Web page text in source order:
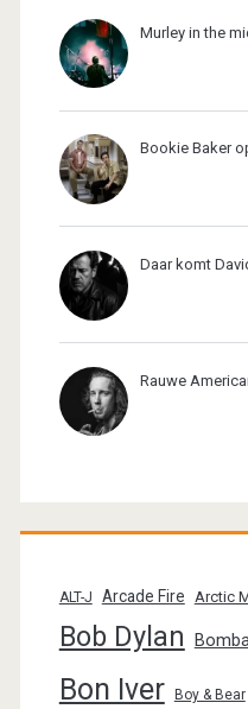
Murley in the
Bookie Baker
Daar komt
Rauwe
ALT-J Arcade Fire Arctic
Bob Dylan
Bon Iver Boy & Bear